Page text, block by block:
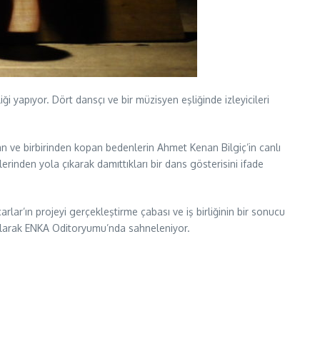
yapıyor. Dört dansçı ve bir müzisyen eşliğinde izleyicileri
ve birbirinden kopan bedenlerin Ahmet Kenan Bilgiç’in canlı
yola çıkarak damıttıkları bir dans gösterisini ifade
projeyi gerçekleştirme çabası ve iş birliğinin bir sonucu
ENKA Oditoryumu’nda sahneleniyor.